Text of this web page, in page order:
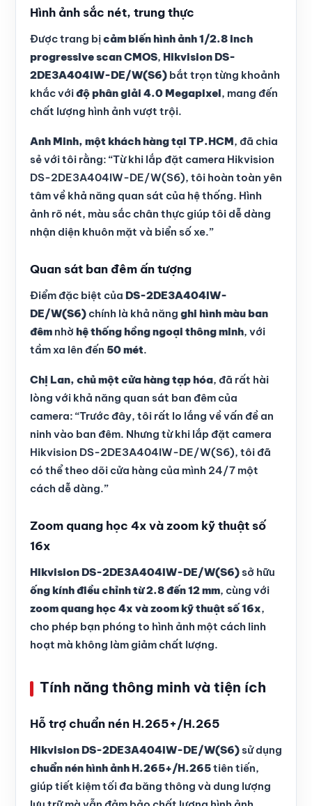
Hình ảnh sắc nét, trung thực
Được trang bịcảm biến hình ảnh 1/2.8 inch
progressive scan CMOS, Hikvision DS-
2DE3A404IW-DE/W(S6) bắt trọn từng khoảnh
khắc vớiđộ phân giải 4.0 Megapixel, mang đến
chất lượng hình ảnh vượt trội.
Anh Minh, một khách hàng tại TP.HCM, đã chia
sẻ với tôi rằng: “Từ khi lắp đặt camera Hikvision
DS-2DE3A404IW-DE/W(S6), tôi hoàn toàn yên
tâm về khả năng quan sát của hệ thống. Hình
ảnh rõ nét, màu sắc chân thực giúp tôi dễ dàng
nhận diện khuôn mặt và biển số xe.”
Quan sát ban đêm ấn tượng
Điểm đặc biệt của DS-2DE3A404IW-
DE/W(S6) chính là khả năng ghi hình màu ban
đêm nhờ hệ thống hồng ngoại thông minh, với
tầm xa lên đến 50 mét.
Chị Lan, chủ một cửa hàng tạp hóa, đã rất hài
lòng với khả năng quan sát ban đêm của
camera: “Trước đây, tôi rất lo lắng về vấn đề an
ninh vào ban đêm. Nhưng từ khi lắp đặt camera
Hikvision DS-2DE3A404IW-DE/W(S6), tôi đã
có thể theo dõi cửa hàng của mình 24/7 một
cách dễ dàng.”
Zoom quang học 4x và zoom kỹ thuật số
16x
Hikvision DS-2DE3A404IW-DE/W(S6)sở hữu
ống kính điều chỉnh từ 2.8 đến 12 mm, cùng với
zoom quang học 4x và zoom kỹ thuật số 16x,
cho phép bạn phóng to hình ảnh một cách linh
hoạt mà không làm giảm chất lượng.
Tính năng thông minh và tiện ích
Hỗ trợ chuẩn nén H.265+/H.265
Hikvision DS-2DE3A404IW-DE/W(S6)sử dụng
chuẩn nén hình ảnh H.265+/H.265tiên tiến,
giúp tiết kiệm tối đa băng thông và dung lượng